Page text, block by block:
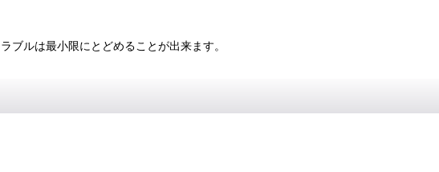
ルは最小限にとどめることが出来ます。